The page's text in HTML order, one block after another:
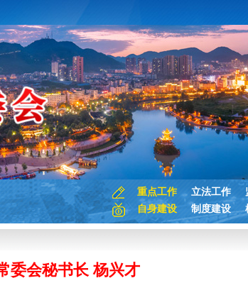
重点工作 立法工作
自身建设
制度建设
委会秘书长 杨兴才